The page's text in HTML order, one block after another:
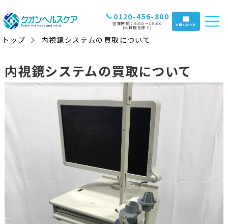
0120-456-800
営業時間：9:00〜18:00
(土日祝を除く) お問い合わせ
トップ 内視鏡システムの買取について
内視鏡システムの買取について